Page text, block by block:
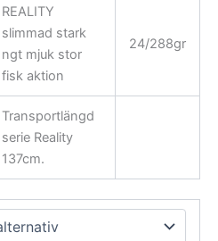
REALITY
slimmad stark
ngt mjuk stor
fisk aktion
24/288gr
Transportlängd
serie Reality
137cm.